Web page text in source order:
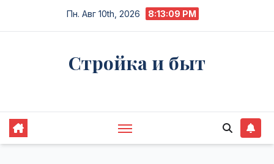
Пн. Авг 10th, 2026 8:13:10 PM
Стройка и быт